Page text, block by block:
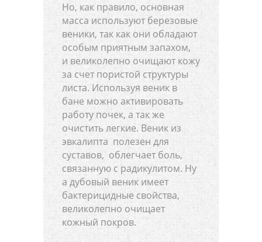
Но, как правило, основная
масса используют березовые
веники, так как они обладают
особым приятным запахом,
и великолепно очищают кожу
за счет пористой структуры
листа. Используя веник в
бане можно активировать
работу почек, а так же
очистить легкие. Веник из
эвкалипта полезен для
суставов, облегчает боль,
связанную с радикулитом. Ну
а дубовый веник имеет
бактерицидные свойства,
великолепно очищает
кожный покров.